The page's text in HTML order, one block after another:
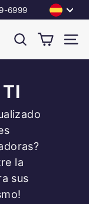
6999 Idioma
Buscar
la
sus